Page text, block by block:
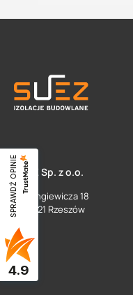
SUEZ Sp. z o.o.
ul. Langiewicza 18
35 - 021 Rzeszów
SPRAWDŹ OPINIE
4.9